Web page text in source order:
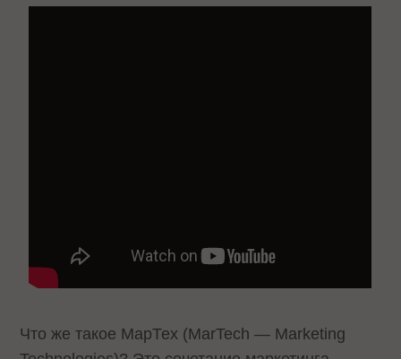
Что же такое МарТех (MarTech — Marketing